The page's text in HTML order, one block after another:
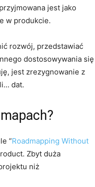
jest jako
w produkcie.
rozwój, przedstawiać
dostosowywania się
jest zrezygnowanie z
dat.
“Roadmapping Without
Zbyt duża
niż